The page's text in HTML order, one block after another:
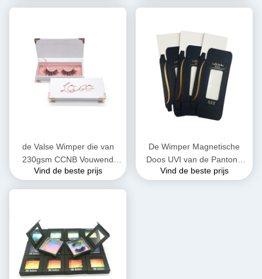
de Valse Wimper die van
230gsm CCNB Vouwend
Magnetische Giftdoos K9K
Vind de beste prijs
De Wimper Magnetische
Doos UVI van de Pantone
het Kleine Vlakke Gift Hete
Vind de beste prijs